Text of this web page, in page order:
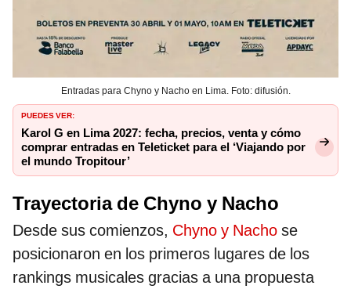
Entradas para Chyno y Nacho en Lima. Foto: difusión.
PUEDES VER:
Karol G en Lima 2027: fecha, precios, venta y cómo
comprar entradas en Teleticket para el ‘Viajando por
el mundo Tropitour’
Trayectoria de Chyno y Nacho
Desde sus comienzos, Chyno y Nacho se
posicionaron en los primeros lugares de los
rankings musicales gracias a una propuesta